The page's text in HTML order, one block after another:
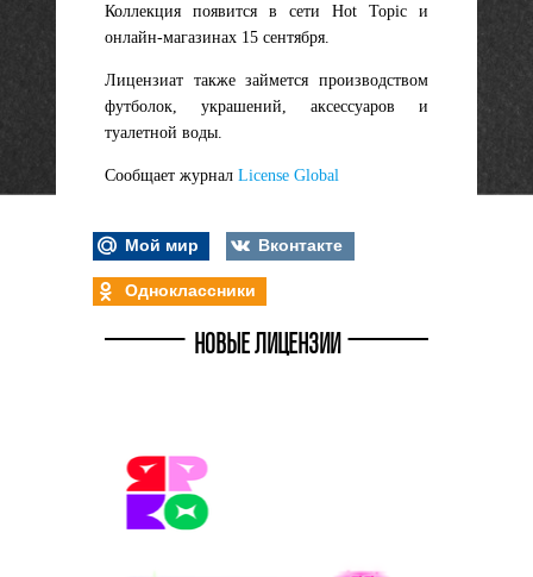
Коллекция появится в сети Hot Topic и
онлайн-магазинах 15 сентября.
Лицензиат также займется производством
футболок, украшений, аксессуаров и
туалетной воды.
Сообщает журнал License Global
Мой мир
Вконтакте
Одноклассники
НОВЫЕ ЛИЦЕНЗИИ